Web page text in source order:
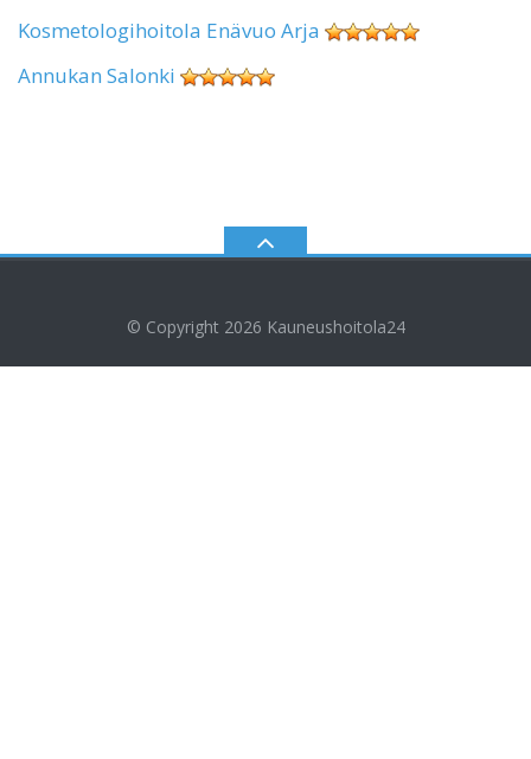
Kosmetologihoitola Enävuo Arja
Annukan Salonki
© Copyright 2026 Kauneushoitola24